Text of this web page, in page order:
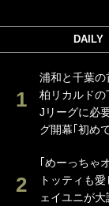
DAILY
浦和と千葉の
柏リカルドの
Jリーグに必
グ開幕｢初め
｢めーっちゃ
トッティも
ェイユニが